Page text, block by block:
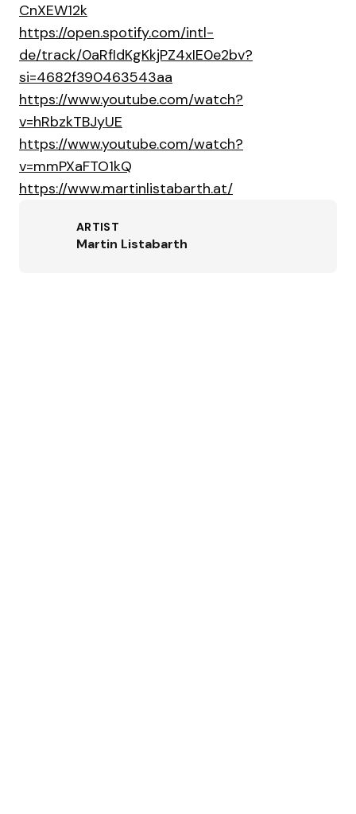
CnXEW12k
https://open.spotify.com/intl-
de/track/0aRfIdKgKkjPZ4xIE0e2bv?
si=4682f390463543aa
https://www.youtube.com/watch?
v=hRbzkTBJyUE
https://www.youtube.com/watch?
v=mmPXaFTO1kQ
https://www.martinlistabarth.at/
ARTIST
Martin Listabarth